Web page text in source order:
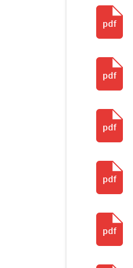
pdf
pdf
pdf
pdf
pdf